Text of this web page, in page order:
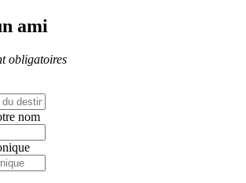
ami
obligatoires
nom